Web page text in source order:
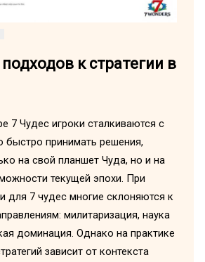
к стратегии в
7 Чудес игроки сталкиваются с
быстро принимать решения,
на свой планшет Чуда, но и на
текущей эпохи. При
для 7 чудес многие склоняются к
милитаризация, наука
доминация. Однако на практике
зависит от контекста